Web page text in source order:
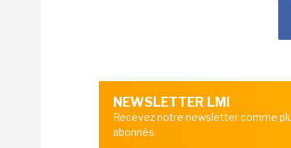
NEWSLETTER LMI
Recevez notre newsletter comme
abonnés